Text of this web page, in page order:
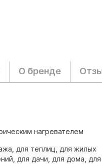
О бренде
нагревателем
для теплиц, для жилых
для дачи, для дома, для